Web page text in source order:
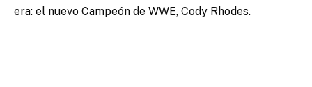
era: el nuevo Campeón de WWE, Cody Rhodes.